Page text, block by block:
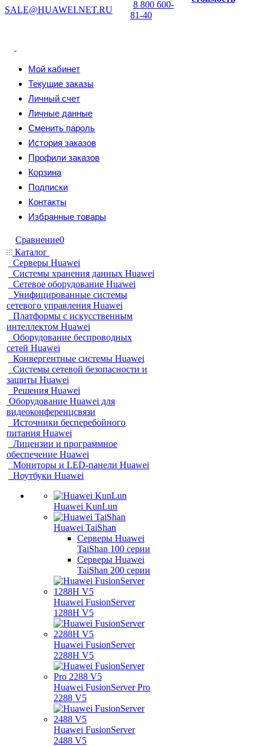
SALE@HUAWEI.NET.RU
8 800 600-
81-40
Мой кабинет
Текущие заказы
Личный счет
Личные данные
Сменить пароль
История заказов
Профили заказов
Корзина
Подписки
Контакты
Избранные товары
Сравнение0
Каталог
Серверы Huawei
Системы хранения данных Huawei
Сетевое оборудование Huawei
Унифицированные системы
сетевого управления Huawei
Платформы с искусственным
интеллектом Huawei
Оборудование беспроводных
сетей Huawei
Конвергентные системы Huawei
Системы сетевой безопасности и
защиты Huawei
Решения Huawei
Оборудование Huawei для
видеоконференцсвязи
Источники бесперебойного
питания Huawei
Лицензии и программное
обеспечение Huawei
Мониторы и LED-панели Huawei
Ноутбуки Huawei
Huawei KunLun
Huawei TaiShan
Серверы Huawei
TaiShan 100 серии
Серверы Huawei
TaiShan 200 серии
Huawei FusionServer
1288H V5
Huawei FusionServer
2288H V5
Huawei FusionServer Pro
2288 V5
Huawei FusionServer
2488 V5